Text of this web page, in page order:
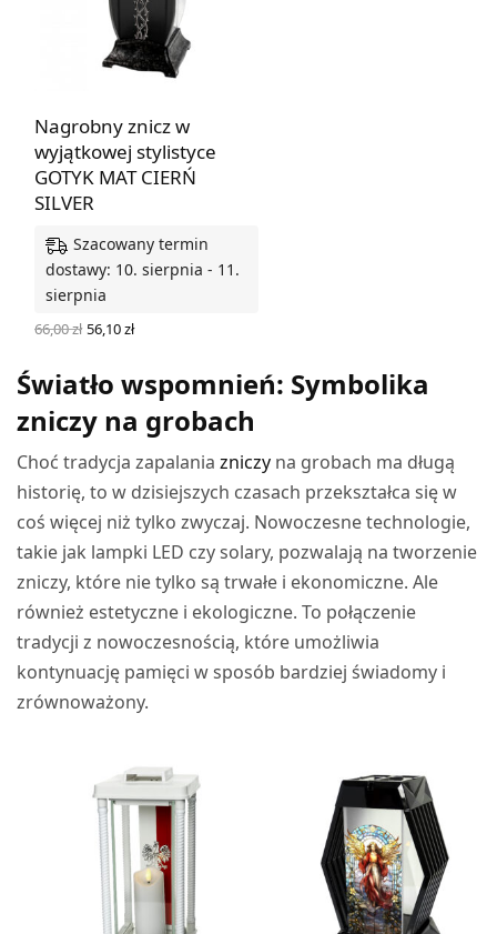
Nagrobny znicz w
wyjątkowej stylistyce
GOTYK MAT CIERŃ
SILVER
Szacowany termin
dostawy: 10. sierpnia - 11.
sierpnia
66,00zł Pierwotna
cena
66,00 zł.
56,10złAktualna
56,10 zł.
Światło wspomnień: Symbolika
zniczy na grobach
Choć tradycja zapalaniazniczy na grobach ma długą
historię, to w dzisiejszych czasach przekształca się w
coś więcej niż tylko zwyczaj. Nowoczesne technologie,
takie jak lampki LED czy solary, pozwalają na tworzenie
zniczy, które nie tylko są trwałe i ekonomiczne. Ale
również estetyczne i ekologiczne. To połączenie
tradycji z nowoczesnością, które umożliwia
kontynuację pamięci w sposób bardziej świadomy i
zrównoważony.